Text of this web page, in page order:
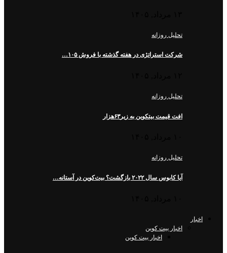
تحلیل روزانه
شرکت استراتژی در هفته گذشته با فروش ۱۰۵…
تحلیل روزانه
افت قیمت بیتکوین به زیر۶۳هزار
تحلیل روزانه
آیا کابوس سال ۲۰۲۲ بازگشت؟ بیت‌کوین در آستانه…
اخبار
اخبار بیت کوین
اخبار بیت کوین